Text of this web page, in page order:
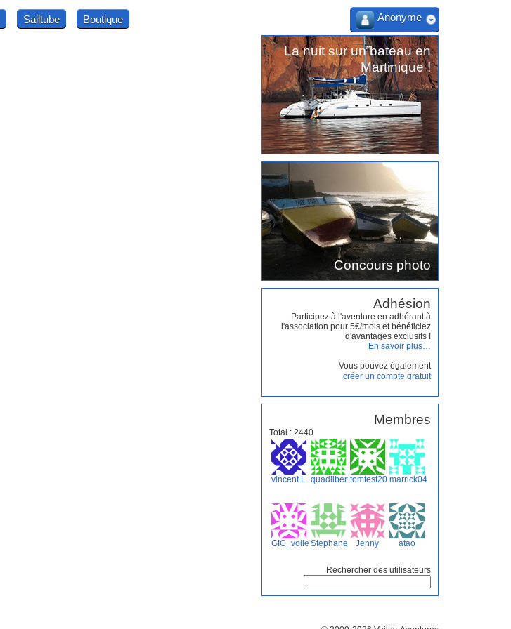
Sailtube
Boutique
La nuit sur un bateau en
Martinique !
Concours photo
Adhésion
Participez à l'aventure en adhérant à
l'association pour 5€/mois et bénéficiez
d'avantages exclusifs !
En savoir plus…
Vous pouvez également
créer un compte gratuit
Membres
Total : 2440
vincent L quadlibertetomtest2014marrick04
GIC_voile Stephane.F Jenny atao
Rechercher des utilisateurs
Anonyme